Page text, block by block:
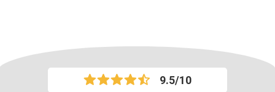
9.5/10